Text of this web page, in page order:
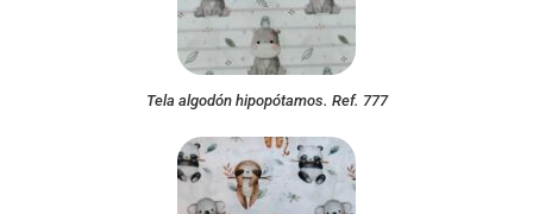
Tela algodón hipopótamos. Ref. 777